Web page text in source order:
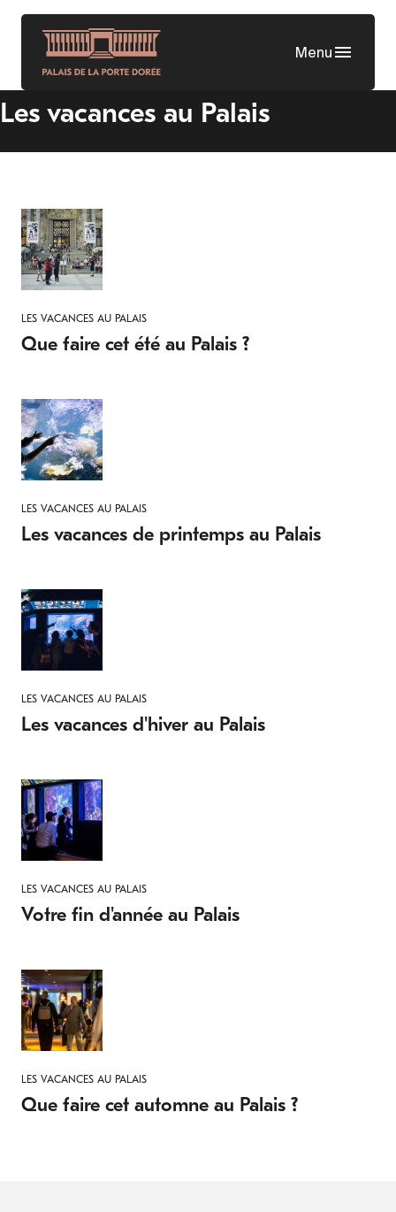
Aller
contenu
principal
Menu
Les vacances au Palais
LES VACANCES AU PALAIS
Que faire cet été au Palais ?
LES VACANCES AU PALAIS
Les vacances de printemps au Palais
LES VACANCES AU PALAIS
Les vacances d'hiver au Palais
LES VACANCES AU PALAIS
Votre fin d'année au Palais
LES VACANCES AU PALAIS
Que faire cet automne au Palais ?